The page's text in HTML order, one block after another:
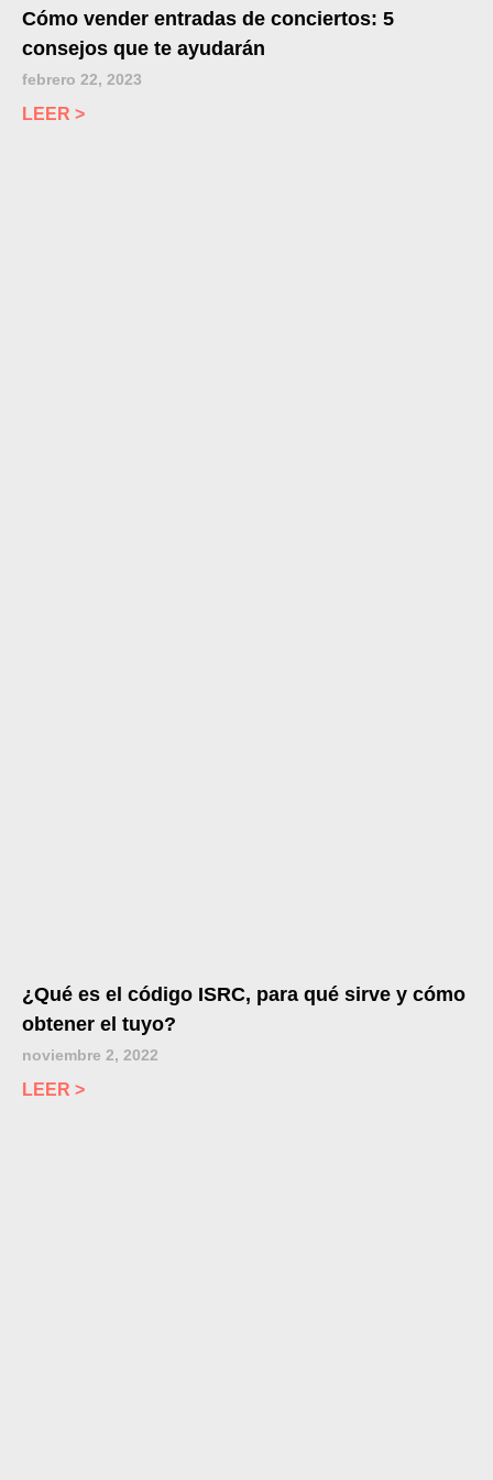
Cómo vender entradas de conciertos: 5
consejos que te ayudarán
febrero 22, 2023
LEER >
¿Qué es el código ISRC, para qué sirve y cómo
obtener el tuyo?
noviembre 2, 2022
LEER >